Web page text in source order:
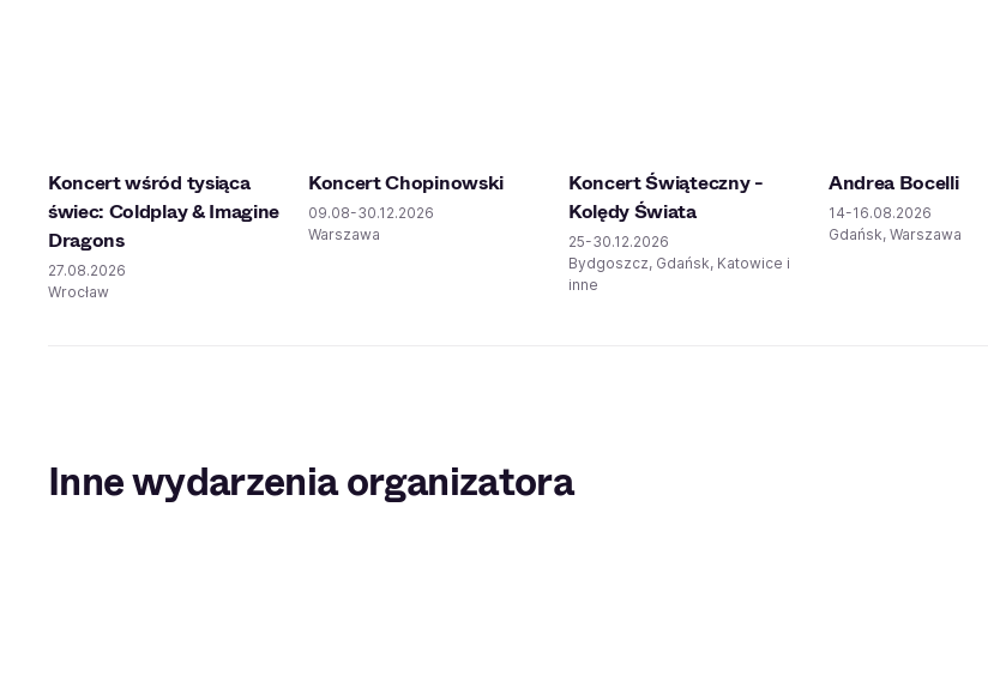
Koncert wśród tysiąca
świec: Coldplay & Imagine
Dragons
27.08.2026
Wrocław
Koncert Chopinowski
09.08-30.12.2026
Warszawa
Koncert Świąteczny -
Kolędy Świata
25-30.12.2026
Bydgoszcz, Gdańsk, Katowice i
inne
Andrea Bocelli
14-16.08.2026
Gdańsk, Warszawa
Inne wydarzenia organizatora